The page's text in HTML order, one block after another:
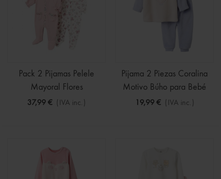
Pack 2 Pijamas Pelele
Mayoral Flores
37,99 € (IVA inc.)
Pijama 2 Piezas Coralina
Motivo Búho para Bebé
19,99 € (IVA inc.)